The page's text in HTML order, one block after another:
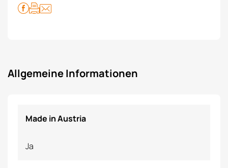
Allgemeine Informationen
Made in Austria
Ja